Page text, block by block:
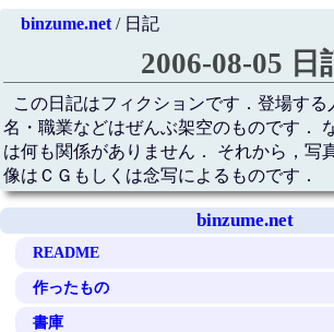
binzume.net/ 日記
2006-08-05 日
この日記はフィクションです．登場す
名・職業などはぜんぶ架空のものです．
は何も関係がありません． それから，写
像はＣＧもしくは念写によるものです．
binzume.net
README
作ったもの
書庫